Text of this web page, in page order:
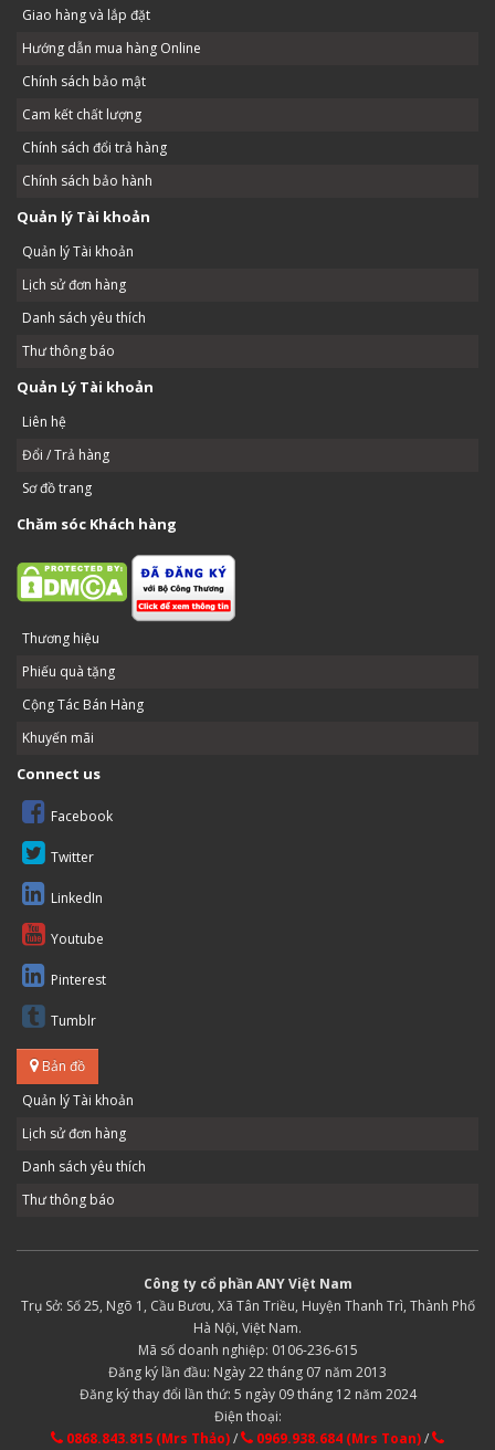
Giao hàng và lắp đặt
Hướng dẫn mua hàng Online
Chính sách bảo mật
Cam kết chất lượng
Chính sách đổi trả hàng
Chính sách bảo hành
Quản lý Tài khoản
Quản lý Tài khoản
Lịch sử đơn hàng
Danh sách yêu thích
Thư thông báo
Quản Lý Tài khoản
Liên hệ
Đổi / Trả hàng
Sơ đồ trang
Chăm sóc Khách hàng
Thương hiệu
Phiếu quà tặng
Cộng Tác Bán Hàng
Khuyến mãi
Connect us
Facebook
Twitter
LinkedIn
Youtube
Pinterest
Tumblr
Bản đồ
Quản lý Tài khoản
Lịch sử đơn hàng
Danh sách yêu thích
Thư thông báo
Công ty cổ phần ANY Việt Nam
Trụ Sở: Số 25, Ngõ 1, Cầu Bươu, Xã Tân Triều, Huyện Thanh Trì, Thành Phố
Hà Nội, Việt Nam.
Mã số doanh nghiệp: 0106-236-615
Đăng ký lần đầu: Ngày 22 tháng 07 năm 2013
Đăng ký thay đổi lần thứ: 5 ngày 09 tháng 12 năm 2024
Điện thoại:
0868.843.815 (Mrs Thảo)/ 0969.938.684 (Mrs Toan)/